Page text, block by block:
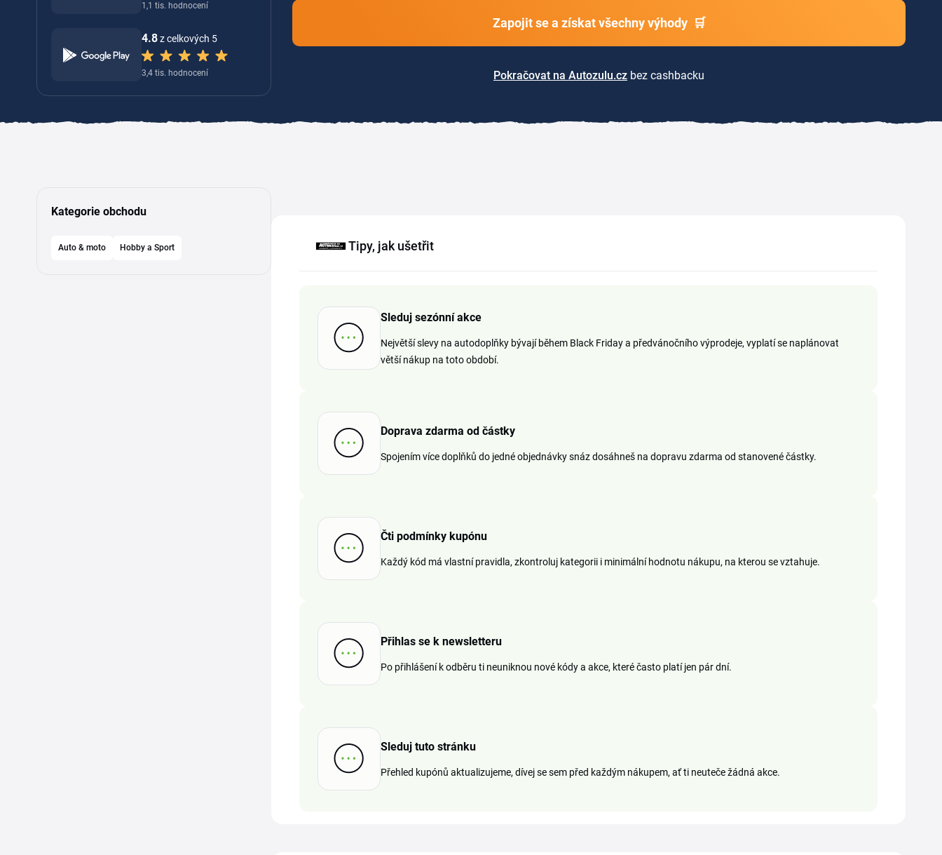
1,1 tis. hodnocení
4.8z celkových 5
3,4 tis. hodnocení
Zapojit se a získat všechny výhody 🛒
Pokračovat na Autozulu.cz bez cashbacku
Kategorie obchodu
Auto & moto Hobby a Sport Tipy, jak ušetřit
Sleduj sezónní akce
Největší slevy na autodoplňky bývají během Black Friday a předvánočního výprodeje, vyplatí se naplánovat
větší nákup na toto období.
Doprava zdarma od částky
Spojením více doplňků do jedné objednávky snáz dosáhneš na dopravu zdarma od stanovené částky.
Čti podmínky kupónu
Každý kód má vlastní pravidla, zkontroluj kategorii i minimální hodnotu nákupu, na kterou se vztahuje.
Přihlas se k newsletteru
Po přihlášení k odběru ti neuniknou nové kódy a akce, které často platí jen pár dní.
Sleduj tuto stránku
Přehled kupónů aktualizujeme, dívej se sem před každým nákupem, ať ti neuteče žádná akce.